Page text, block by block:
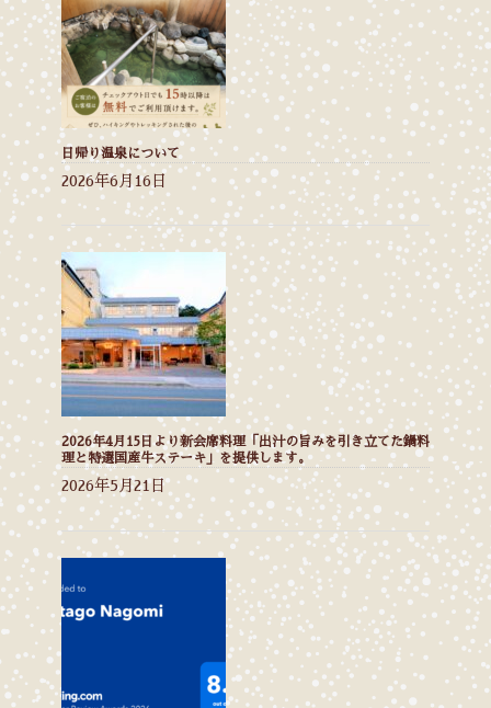
日帰り温泉について
2026年6月16日
2026年4月15日より新会席料理「出汁の旨みを引き立てた鍋料
理と特選国産牛ステーキ」を提供します。
2026年5月21日